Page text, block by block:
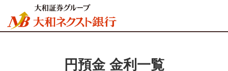
円預金 金利一覧